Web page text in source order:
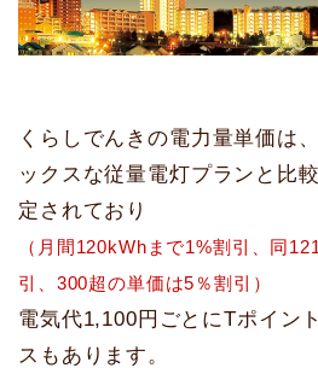
くらしでんきの電力量単価は
ックスな従量電灯プランと比
定されており
（月間120kWhまで1%割引、同
引、300超の単価は5％割引）
電気代1,100円ごとにTポイン
スもあります。